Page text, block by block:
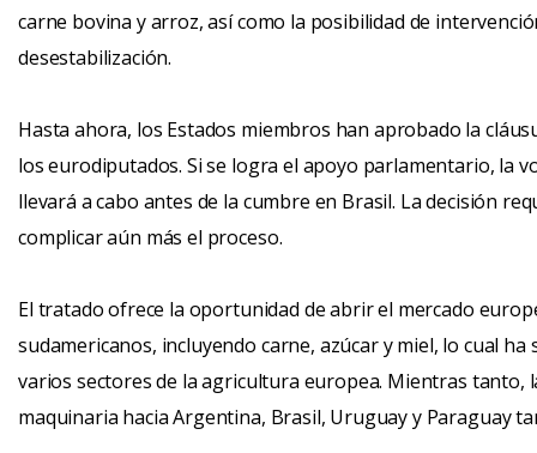
carne bovina y arroz, así como la posibilidad de
desestabilización.
Hasta ahora, los Estados miembros han aprobado la
los eurodiputados. Si se logra el apoyo parlamentario, la
llevará a cabo antes de la cumbre en Brasil. La decisión
complicar aún más el proceso.
El tratado ofrece la oportunidad de abrir el mercado
sudamericanos, incluyendo carne, azúcar y miel, lo cual
varios sectores de la agricultura europea. Mientras tanto,
maquinaria hacia Argentina, Brasil, Uruguay y Paraguay